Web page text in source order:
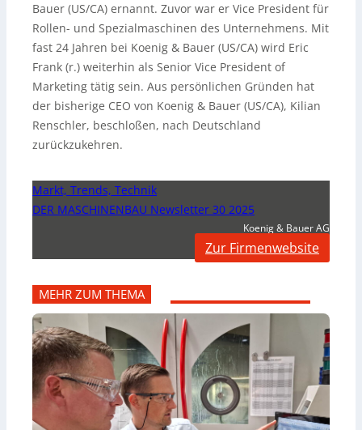
Bauer (US/CA) ernannt. Zuvor war er Vice President für
Rollen- und Spezialmaschinen des Unternehmens. Mit
fast 24 Jahren bei Koenig & Bauer (US/CA) wird Eric
Frank (r.) weiterhin als Senior Vice President of
Marketing tätig sein. Aus persönlichen Gründen hat
der bisherige CEO von Koenig & Bauer (US/CA), Kilian
Renschler, beschloßen, nach Deutschland
zurückzukehren.
Markt, Trends, Technik
DER MASCHINENBAU Newsletter 30 2025
Koenig & Bauer AG
Zur Firmenwebsite
MEHR ZUM THEMA